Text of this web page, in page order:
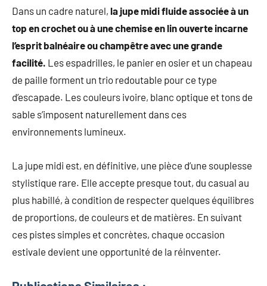
Dans un cadre naturel, la jupe midi fluide associée à un
top en crochet ou à une chemise en lin ouverte incarne
l’esprit balnéaire ou champêtre avec une grande
facilité. Les espadrilles, le panier en osier et un chapeau
de paille forment un trio redoutable pour ce type
d’escapade. Les couleurs ivoire, blanc optique et tons de
sable s’imposent naturellement dans ces
environnements lumineux.
La jupe midi est, en définitive, une pièce d’une souplesse
stylistique rare. Elle accepte presque tout, du casual au
plus habillé, à condition de respecter quelques équilibres
de proportions, de couleurs et de matières. En suivant
ces pistes simples et concrètes, chaque occasion
estivale devient une opportunité de la réinventer.